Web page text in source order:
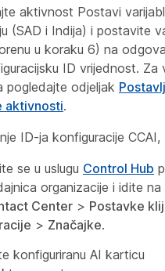
aktivnost Postavi
(SAD i Indija) i postavite
u koraku 6) na
ID vrijednost. Za
pogledajte odjeljak
aktivnosti.
ID-ja konfiguracije CCAI,
se u uslugu Control Hub
organizacije i idite na
Center > Postavke
> Značajke.
konfiguriranu AI karticu